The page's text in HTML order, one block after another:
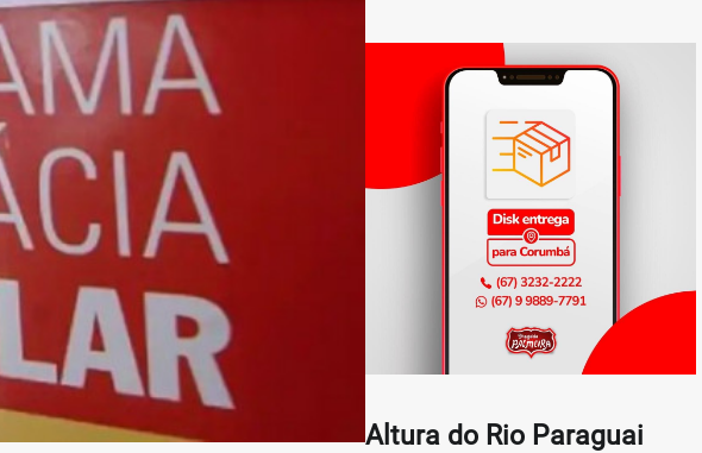
Altura do Rio Paraguai